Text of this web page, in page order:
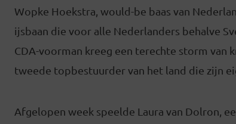
Wopke Hoekstra, would-be baas van
ijsbaan die voor alle Nederlanders behalve
CDA-voorman kreeg een terechte storm van
tweede topbestuurder van het land die zijn
Afgelopen week speelde Laura van Dolron,